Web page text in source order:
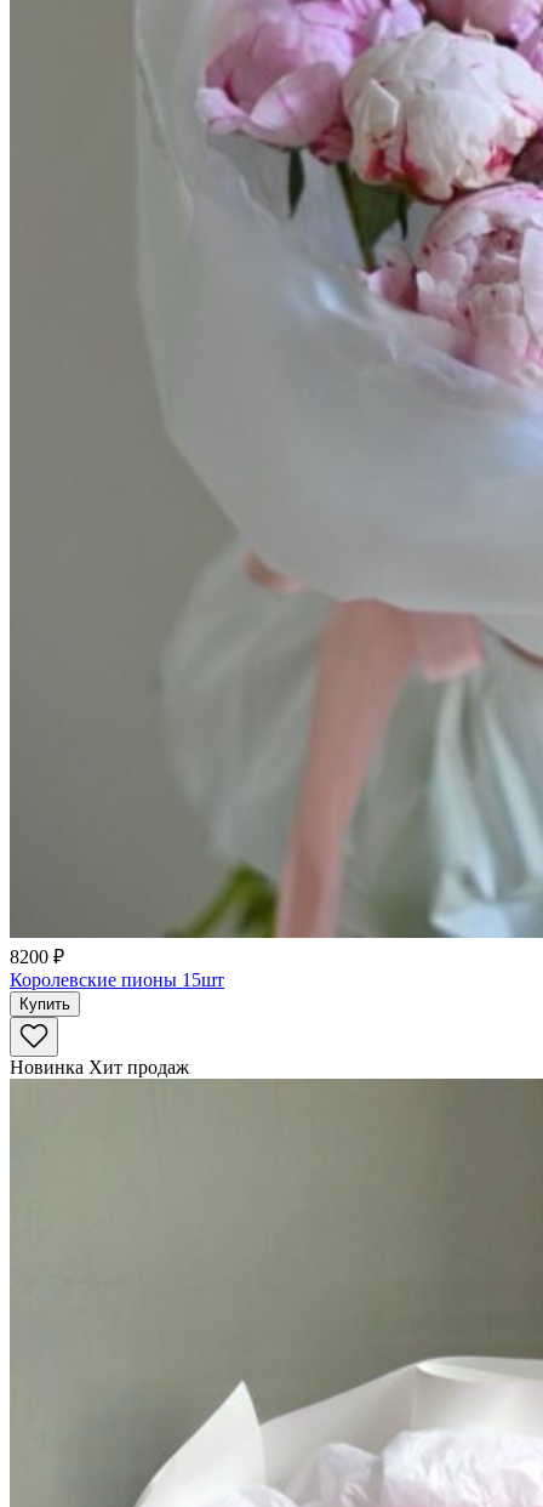
8200 ₽
Королевские пионы 15шт
Купить
Новинка Хит продаж